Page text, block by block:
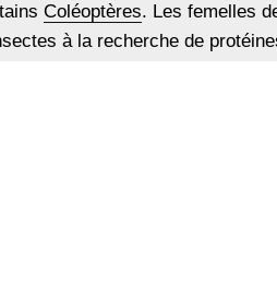
Coléoptères. Les femelles
à la recherche de